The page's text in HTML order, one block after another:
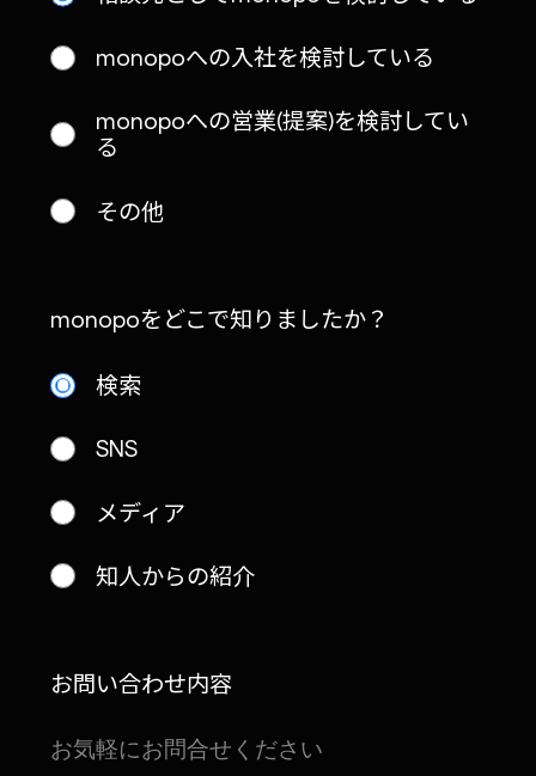
monopoへの入社を検討している
monopoへの営業(提案)を検討してい
る
その他
monopoをどこで知りましたか？
検索
SNS
メディア
知人からの紹介
お問い合わせ内容